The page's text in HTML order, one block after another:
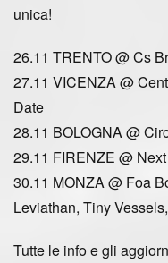
unica!
26.11 TRENTO @ Cs
27.11 VICENZA @
Date
28.11 BOLOGNA @
29.11 FIRENZE @
30.11 MONZA @ Foa
Leviathan, Tiny
Tutte le info e gli